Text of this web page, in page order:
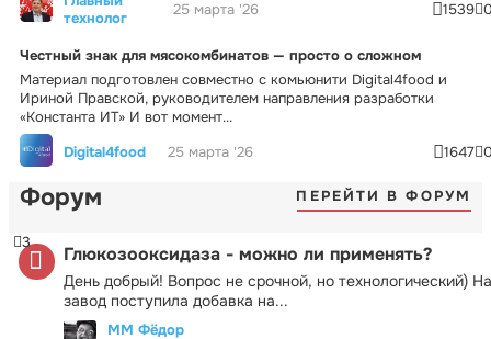
технолог
25 марта '26 1539
Честный знак для мясокомбинатов — просто о сложном
Материал подготовлен совместно с комьюнити Digital4food и
Ириной Правской, руководителем направления разработки
«Константа ИТ» И вот момент...
Digital4food
25 марта '26 1647
Форум ПЕРЕЙТИ В ФОРУМ
Глюкозооксидаза - можно ли применять?
День добрый! Вопрос не срочной, но технологический) На
завод поступила добавка на...
3
ММ Фёдор